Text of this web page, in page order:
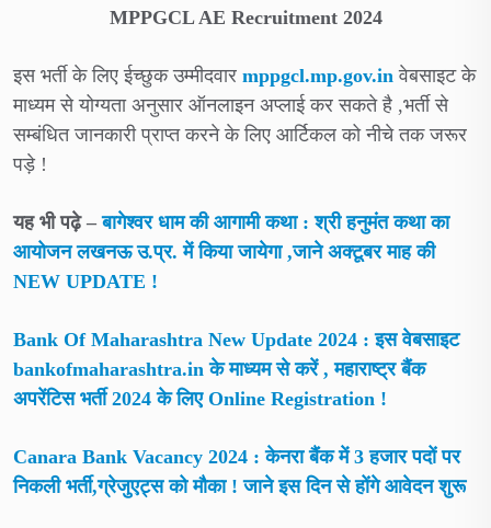
MPPGCL AE Recruitment 2024
इस भर्ती के लिए ईच्छुक उम्मीदवार mppgcl.mp.gov.in वेबसाइट के
माध्यम से योग्यता अनुसार ऑनलाइन अप्लाई कर सकते है ,भर्ती से
सम्बंधित जानकारी प्राप्त करने के लिए आर्टिकल को नीचे तक जरूर
पड़े !
यह भी पढ़े – बागेश्वर धाम की आगामी कथा : श्री हनुमंत कथा का
आयोजन लखनऊ उ.प्र. में किया जायेगा ,जाने अक्टूबर माह की
NEW UPDATE !
Bank Of Maharashtra New Update 2024 : इस वेबसाइट
bankofmaharashtra.in के माध्यम से करें , महाराष्ट्र बैंक
अपरेंटिस भर्ती 2024 के लिए Online Registration !
Canara Bank Vacancy 2024 : केनरा बैंक में 3 हजार पदों पर
निकली भर्ती,ग्रेजुएट्स को मौका ! जाने इस दिन से होंगे आवेदन शुरू